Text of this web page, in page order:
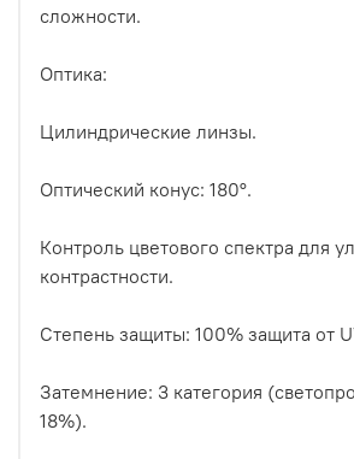
сложности.
Оптика:
Цилиндрические линзы.
Оптический конус: 180°.
Контроль цветового спектра для
контрастности.
Степень защиты: 100% защита от
Затемнение: 3 категория
18%).